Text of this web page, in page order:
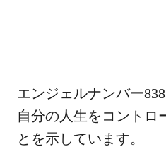
エンジェルナンバー
自分の人生をコントロ
とを示しています。